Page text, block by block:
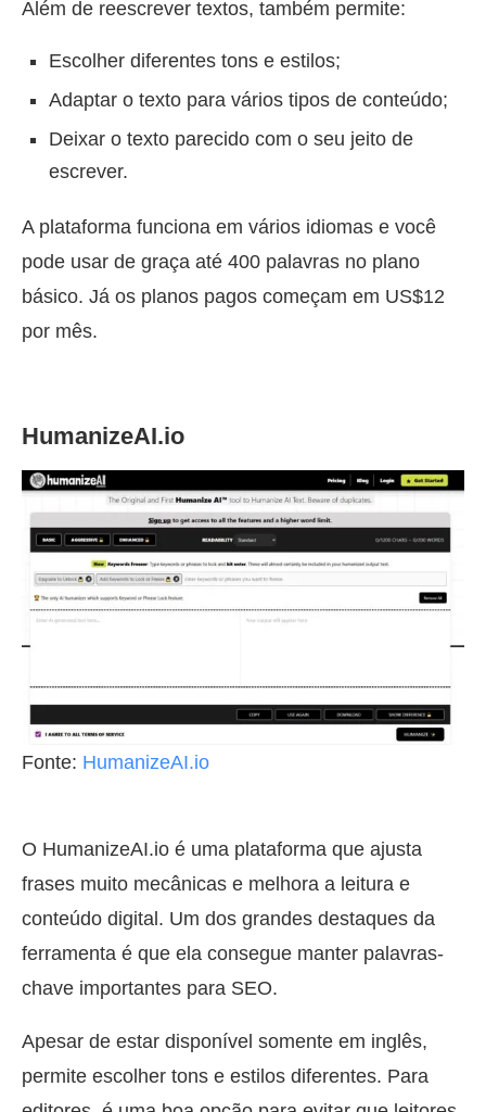
Além de reescrever textos, também permite:
Escolher diferentes tons e estilos;
Adaptar o texto para vários tipos de conteúdo;
Deixar o texto parecido com o seu jeito de
escrever.
A plataforma funciona em vários idiomas e você
pode usar de graça até 400 palavras no plano
básico. Já os planos pagos começam em US$12
por mês.
HumanizeAI.io
Fonte: HumanizeAI.io
O HumanizeAI.io é uma plataforma que ajusta
frases muito mecânicas e melhora a leitura e
conteúdo digital. Um dos grandes destaques da
ferramenta é que ela consegue manter palavras-
chave importantes para SEO.
Apesar de estar disponível somente em inglês,
permite escolher tons e estilos diferentes. Para